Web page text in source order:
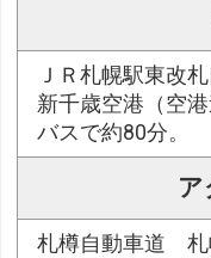
ＪＲ札幌駅東改
新千歳空港（空
バスで約80分。
ア
札樽自動車道 札